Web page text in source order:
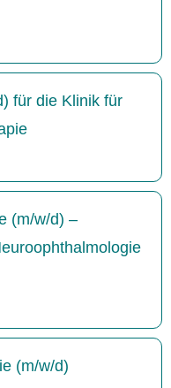
für die Klinik für
(m/w/d) –
(m/w/d)